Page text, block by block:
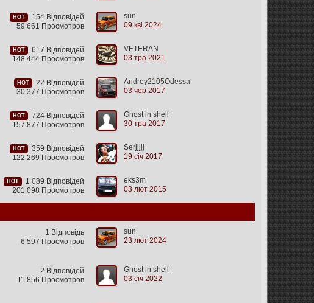
HOT
154 Відповідей
59 661 Просмотров
sun
09 кві 2024
HOT
617 Відповідей
148 444 Просмотров
VETERAN
03 тра 2021
HOT
22 Відповідей
30 377 Просмотров
Andrey2105Odessa
03 чер 2017
HOT
724 Відповідей
157 877 Просмотров
Ghost in shell
30 тра 2017
HOT
359 Відповідей
122 269 Просмотров
Serjjjjj
19 січ 2017
HOT
1 089 Відповідей
201 098 Просмотров
eks3m
03 лют 2015
1 Відповідь
6 597 Просмотров
sun
23 лют 2024
2 Відповідей
11 856 Просмотров
Ghost in shell
03 січ 2022